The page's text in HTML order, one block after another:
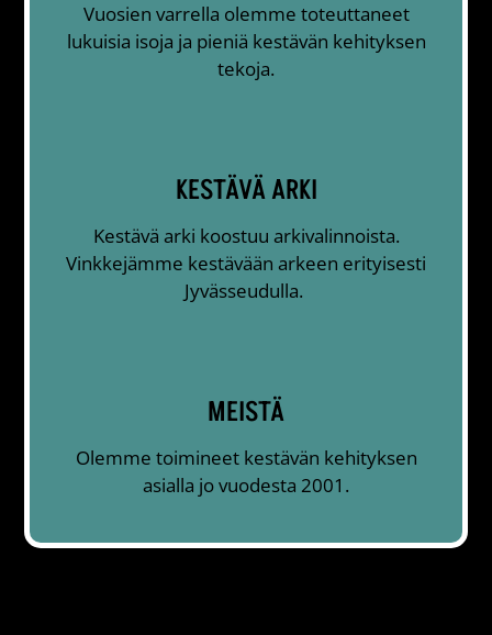
Vuosien varrella olemme toteuttaneet
lukuisia isoja ja pieniä kestävän kehityksen
tekoja.
KESTÄVÄ ARKI
Kestävä arki koostuu arkivalinnoista.
Vinkkejämme kestävään arkeen erityisesti
Jyvässeudulla.
MEISTÄ
Olemme toimineet kestävän kehityksen
asialla jo vuodesta 2001.